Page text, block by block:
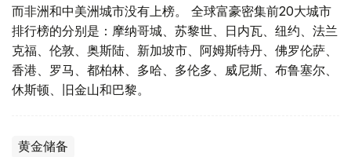
而非洲和中美洲城市没有上榜。 全球富豪密集前20大城市
排行榜的分别是：摩纳哥城、苏黎世、日内瓦、纽约、法兰
克福、伦敦、奥斯陆、新加坡市、阿姆斯特丹、佛罗伦萨、
香港、罗马、都柏林、多哈、多伦多、威尼斯、布鲁塞尔、
休斯顿、旧金山和巴黎。
黄金储备